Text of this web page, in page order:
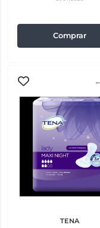
Comprar
TENA